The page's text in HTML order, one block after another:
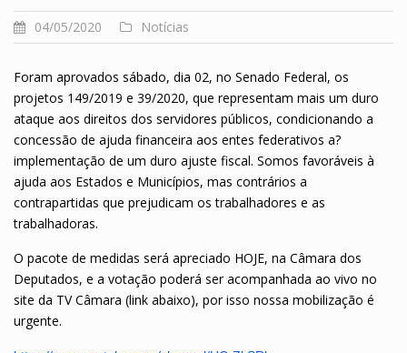
04/05/2020 Notícias
Foram aprovados sábado, dia 02, no Senado Federal, os
projetos 149/2019 e 39/2020, que representam mais um duro
ataque aos direitos dos servidores públicos, condicionando a
concessão de ajuda financeira aos entes federativos a?
implementação de um duro ajuste fiscal. Somos favoráveis à
ajuda aos Estados e Municípios, mas contrários a
contrapartidas que prejudicam os trabalhadores e as
trabalhadoras.
O pacote de medidas será apreciado HOJE, na Câmara dos
Deputados, e a votação poderá ser acompanhada ao vivo no
site da TV Câmara (link abaixo), por isso nossa mobilização é
urgente.